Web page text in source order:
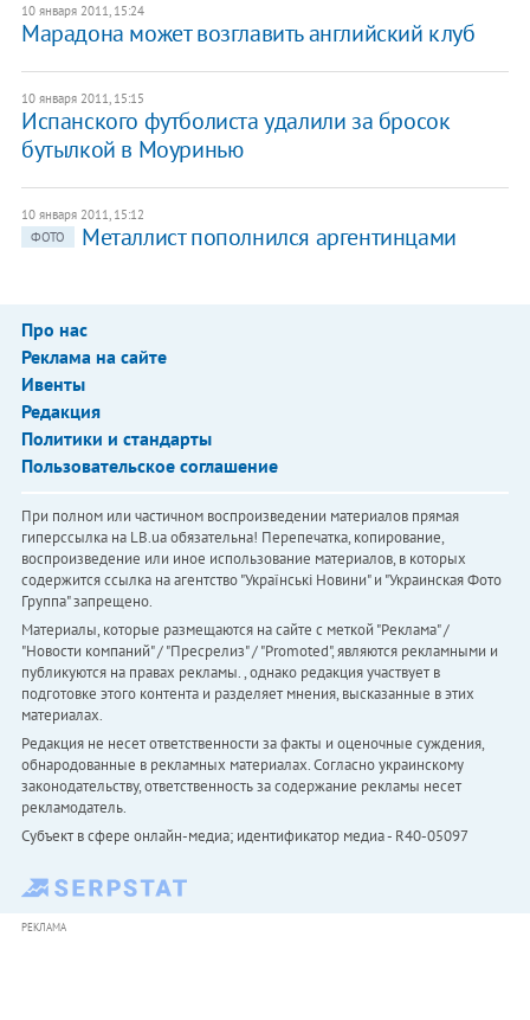
10 января 2011, 15:24
Марадона может возглавить английский клуб
10 января 2011, 15:15
Испанского футболиста удалили за бросок
бутылкой в Моуринью
10 января 2011, 15:12
ФОТО
Металлист пополнился аргентинцами
Про нас
Реклама на сайте
Ивенты
Редакция
Политики и стандарты
Пользовательское соглашение
При полном или частичном воспроизведении материалов прямая
гиперссылка на LB.ua обязательна! Перепечатка, копирование,
воспроизведение или иное использование материалов, в которых
содержится ссылка на агентство "Українськi Новини" и "Украинская Фото
Группа" запрещено.
Материалы, которые размещаются на сайте с меткой "Реклама" /
"Новости компаний" / "Пресрелиз" / "Promoted", являются рекламными и
публикуются на правах рекламы. , однако редакция участвует в
подготовке этого контента и разделяет мнения, высказанные в этих
материалах.
Редакция не несет ответственности за факты и оценочные суждения,
обнародованные в рекламных материалах. Согласно украинскому
законодательству, ответственность за содержание рекламы несет
рекламодатель.
Субъект в сфере онлайн-медиа; идентификатор медиа - R40-05097
РЕКЛАМА